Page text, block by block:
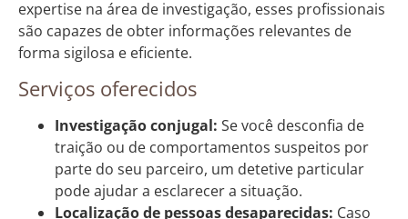
expertise na área de investigação, esses profissionais
são capazes de obter informações relevantes de
forma sigilosa e eficiente.
Serviços oferecidos
Investigação conjugal: Se você desconfia de
traição ou de comportamentos suspeitos por
parte do seu parceiro, um detetive particular
pode ajudar a esclarecer a situação.
Localização de pessoas desaparecidas: Caso